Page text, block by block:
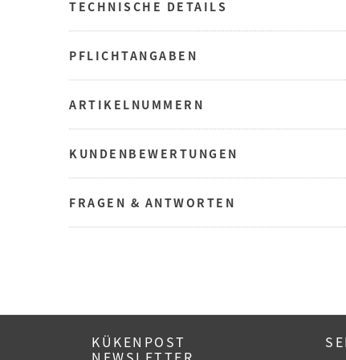
TECHNISCHE DETAILS
PFLICHTANGABEN
ARTIKELNUMMERN
KUNDENBEWERTUNGEN
FRAGEN & ANTWORTEN
KÜKENPOST